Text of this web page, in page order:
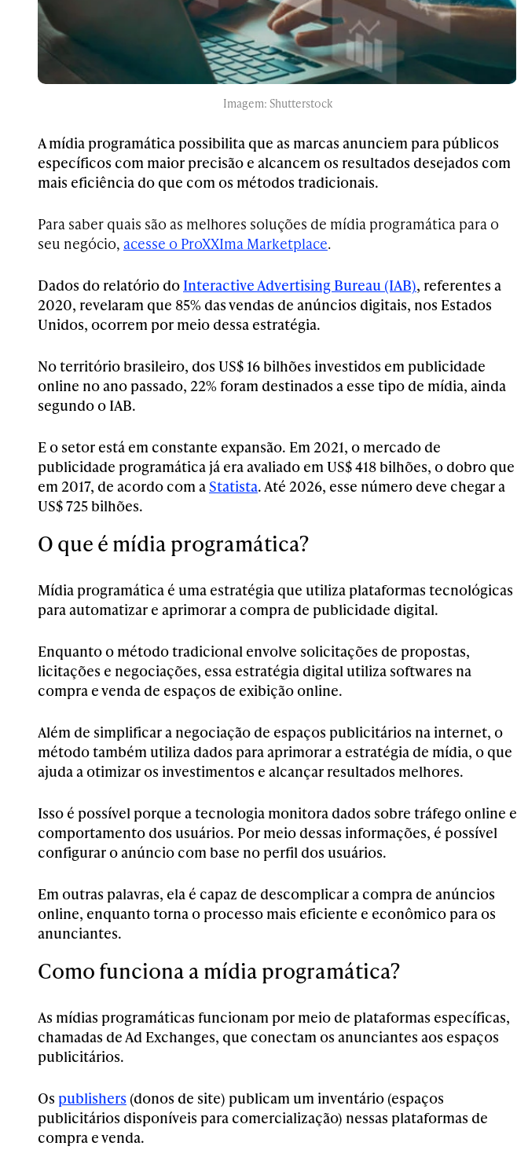
Imagem: Shutterstock
A mídia programática possibilita que as marcas anunciem para públicos
específicos com maior precisão e alcancem os resultados desejados com
mais eficiência do que com os métodos tradicionais.
Para saber quais são as melhores soluções de mídia programática para o
seu negócio, acesse o ProXXIma Marketplace.
Dados do relatório do Interactive Advertising Bureau (IAB), referentes a
2020, revelaram que 85% das vendas de anúncios digitais, nos Estados
Unidos, ocorrem por meio dessa estratégia.
No território brasileiro, dos US$ 16 bilhões investidos em publicidade
online no ano passado, 22% foram destinados a esse tipo de mídia, ainda
segundo o IAB.
E o setor está em constante expansão. Em 2021, o mercado de
publicidade programática já era avaliado em US$ 418 bilhões, o dobro que
em 2017, de acordo com a Statista. Até 2026, esse número deve chegar a
US$ 725 bilhões.
O que é mídia programática?
Mídia programática é uma estratégia que utiliza plataformas tecnológicas
para automatizar e aprimorar a compra de publicidade digital.
Enquanto o método tradicional envolve solicitações de propostas,
licitações e negociações, essa estratégia digital utiliza softwares na
compra e venda de espaços de exibição online.
Além de simplificar a negociação de espaços publicitários na internet, o
método também utiliza dados para aprimorar a estratégia de mídia, o que
ajuda a otimizar os investimentos e alcançar resultados melhores.
Isso é possível porque a tecnologia monitora dados sobre tráfego online e
comportamento dos usuários. Por meio dessas informações, é possível
configurar o anúncio com base no perfil dos usuários.
Em outras palavras, ela é capaz de descomplicar a compra de anúncios
online, enquanto torna o processo mais eficiente e econômico para os
anunciantes.
Como funciona a mídia programática?
As mídias programáticas funcionam por meio de plataformas específicas,
chamadas de Ad Exchanges, que conectam os anunciantes aos espaços
publicitários.
Os publishers (donos de site) publicam um inventário (espaços
publicitários disponíveis para comercialização) nessas plataformas de
compra e venda.